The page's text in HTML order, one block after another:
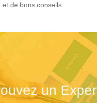
de bons conseils
un